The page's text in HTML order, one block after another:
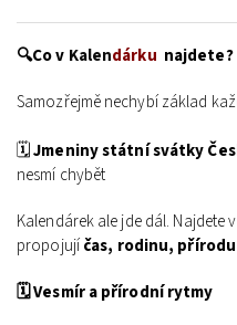
🔍Co v Kalendárku najdete?
Samozřejmě nechybí základ
🗓️Jmeninystátní svátky
nesmí chybět
Kalendárek ale jde dál. Najdete
propojujíčas, rodinu,
🗓️ Vesmír a přírodní rytmy